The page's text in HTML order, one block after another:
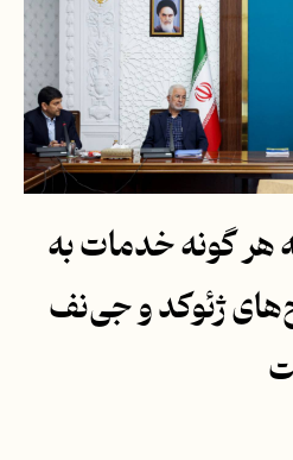
هر گونه خدمات به
ژئوکد و جی‌نف